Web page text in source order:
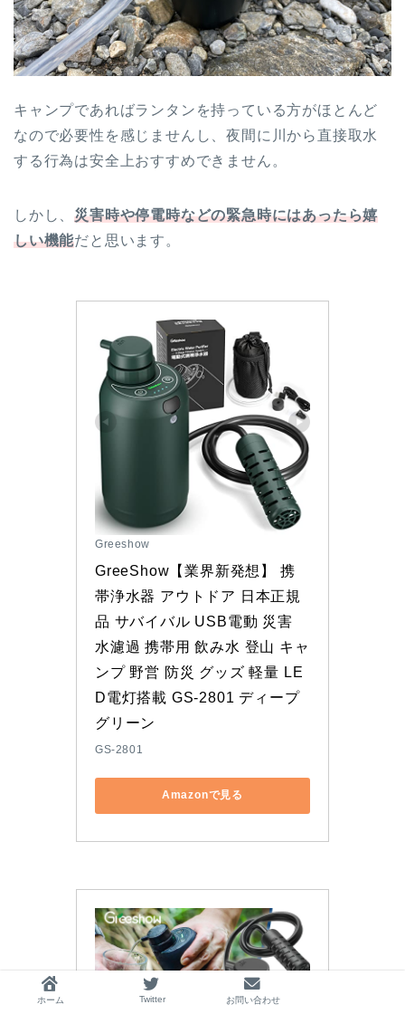
キャンプであればランタンを持っている方がほとんど
なので必要性を感じませんし、夜間に川から直接取水
する行為は安全上おすすめできません。
しかし、災害時や停電時などの緊急時にはあったら嬉
しい機能だと思います。
Greeshow
GreeShow【業界新発想】 携
帯浄水器 アウトドア 日本正規
品 サバイバル USB電動 災害
水濾過 携帯用 飲み水 登山 キャ
ンプ 野営 防災 グッズ 軽量 LE
D電灯搭載 GS-2801 ディープ
グリーン
GS-2801
Amazonで見る
ホーム Twitter お問い合わせ